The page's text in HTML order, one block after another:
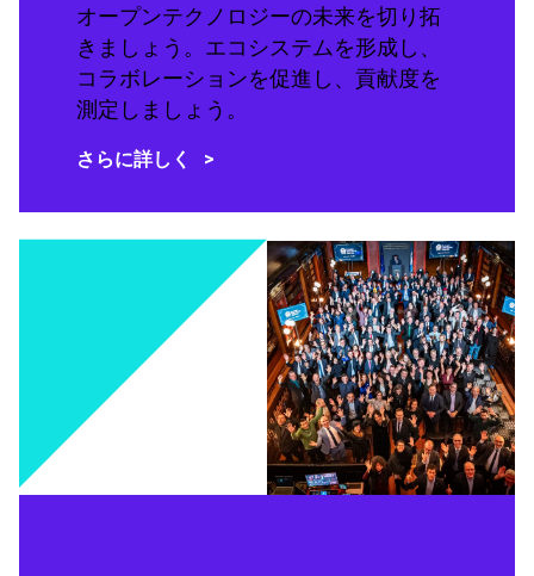
オープンテクノロジーの未来を切り拓
きましょう。エコシステムを形成し、
コラボレーションを促進し、貢献度を
測定しましょう。
さらに詳しく